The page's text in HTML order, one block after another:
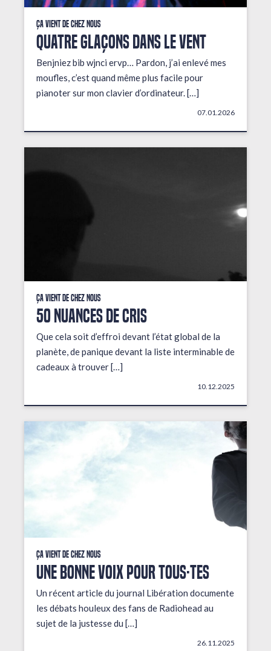
Ça vient de chez nous
QUATRE GLAÇONS DANS LE VENT
Benjniez bib wjnci ervp… Pardon, j’ai enlevé mes
moufles, c’est quand même plus facile pour
pianoter sur mon clavier d’ordinateur. […]
07.01.2026
Ça vient de chez nous
50 NUANCES DE CRIS
Que cela soit d’effroi devant l’état global de la
planète, de panique devant la liste interminable de
cadeaux à trouver […]
10.12.2025
Ça vient de chez nous
UNE BONNE VOIX POUR TOUS·TES
Un récent article du journal Libération documente
les débats houleux des fans de Radiohead au
sujet de la justesse du […]
26.11.2025